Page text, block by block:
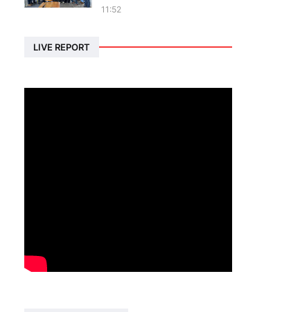
11:52
LIVE REPORT